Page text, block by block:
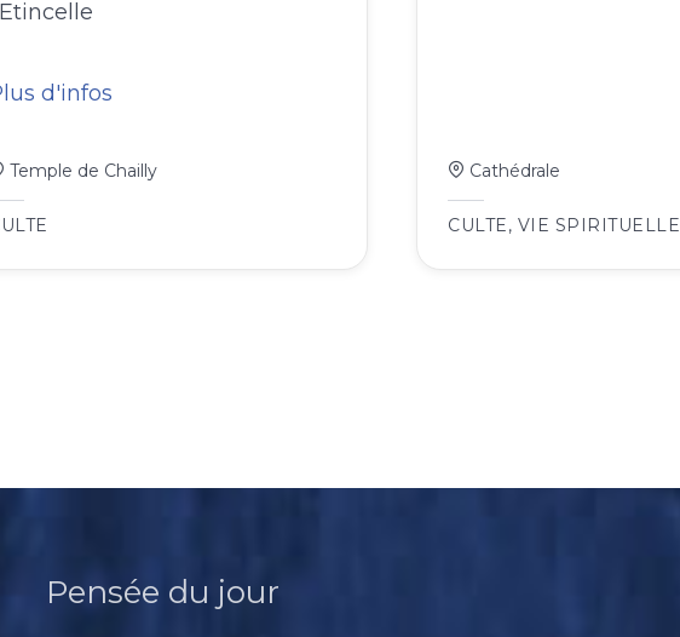
d'infos
Temple de Chailly Cathédrale
CULTE, VIE SPIRITUELLE
Pensée du jour